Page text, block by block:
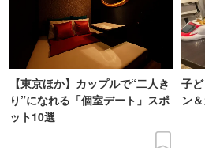
【東京ほか】カップルで“二人き
り”になれる「個室デート」スポ
ット10選
子
ン